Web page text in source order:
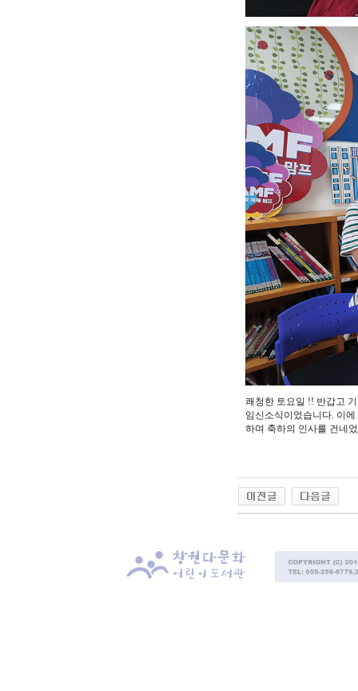
쾌청한 토요일 !! 반갑고
임신소식이었습니다. 이
하며 축하의 인사를 건네